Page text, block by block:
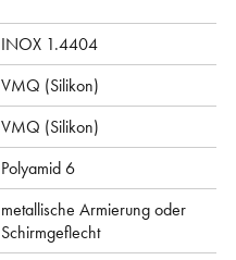
INOX 1.4404
VMQ (Silikon)
VMQ (Silikon)
Polyamid 6
metallische Armierung oder
Schirmgeflecht